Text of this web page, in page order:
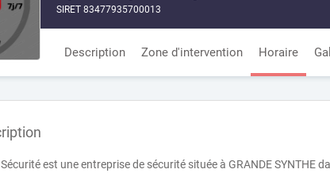
SIRET 83477935700013
Description Zone d'intervention Horaire
Sécurité est une entreprise de sécurité située à GRANDE SYNTHE